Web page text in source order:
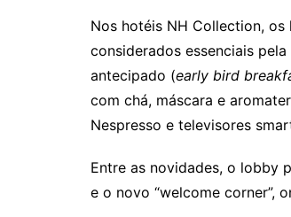
Nos hotéis NH Collection,
considerados essenciais
antecipado (early bird
com chá, máscara e
Nespresso e televisores
Entre as novidades, o lobby
e o novo “welcome corner”,